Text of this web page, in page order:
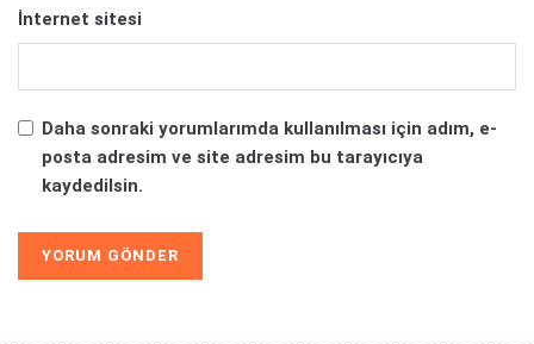
İnternet sitesi
Daha sonraki yorumlarımda kullanılması için adım, e-
posta adresim ve site adresim bu tarayıcıya
kaydedilsin.